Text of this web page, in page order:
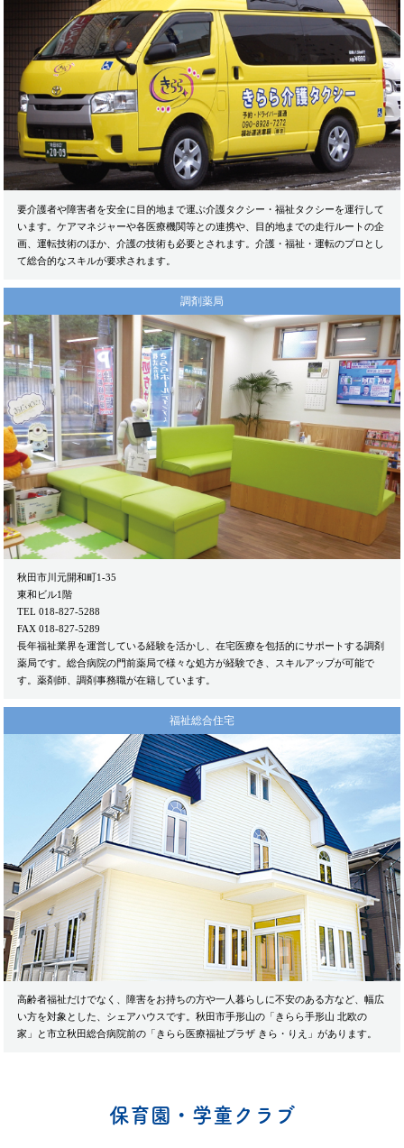
要介護者や障害者を安全に目的地まで運ぶ介護タクシー・福祉タクシーを運行して
います。ケアマネジャーや各医療機関等との連携や、目的地までの走行ルートの企
画、運転技術のほか、介護の技術も必要とされます。介護・福祉・運転のプロとし
て総合的なスキルが要求されます。
調剤薬局
秋田市川元開和町1-35
東和ビル1階
TEL 018-827-5288
FAX 018-827-5289
長年福祉業界を運営している経験を活かし、在宅医療を包括的にサポートする調剤
薬局です。総合病院の門前薬局で様々な処方が経験でき、スキルアップが可能で
す。薬剤師、調剤事務職が在籍しています。
福祉総合住宅
高齢者福祉だけでなく、障害をお持ちの方や一人暮らしに不安のある方など、幅広
い方を対象とした、シェアハウスです。秋田市手形山の「きらら手形山 北欧の
家」と市立秋田総合病院前の「きらら医療福祉プラザ きら・りえ」があります。
保育園・学童クラブ